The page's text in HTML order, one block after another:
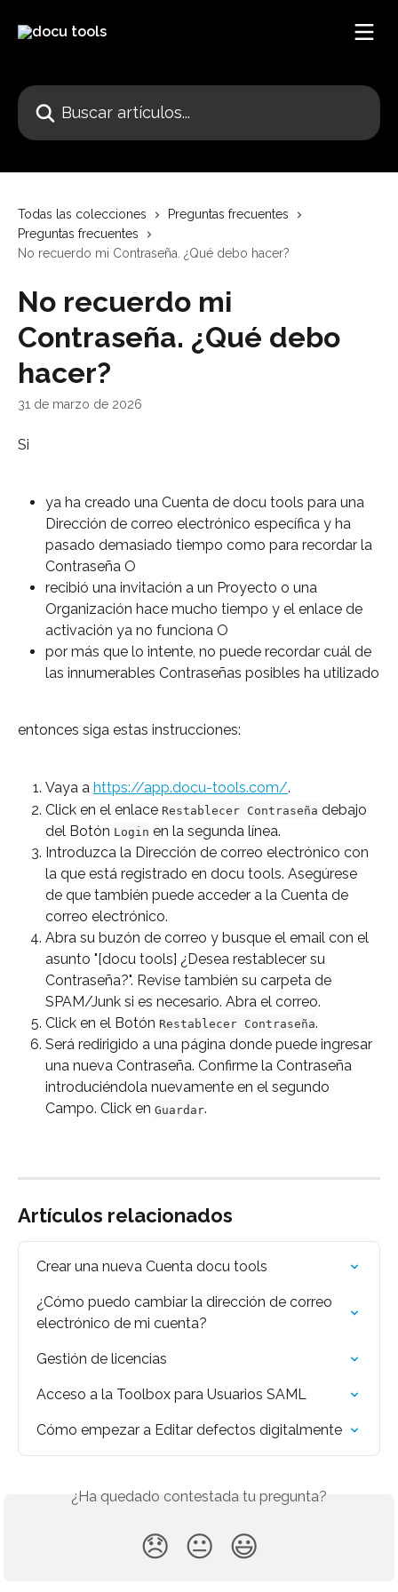
Buscar artículos...
Todas las colecciones
Preguntas frecuentes
Preguntas frecuentes
No recuerdo mi Contraseña. ¿Qué debo hacer?
No recuerdo mi
Contraseña. ¿Qué debo
hacer?
31 de marzo de 2026
Si
ya ha creado una Cuenta de docu tools para una
Dirección de correo electrónico específica y ha
pasado demasiado tiempo como para recordar la
Contraseña O
recibió una invitación a un Proyecto o una
Organización hace mucho tiempo y el enlace de
activación ya no funciona O
por más que lo intente, no puede recordar cuál de
las innumerables Contraseñas posibles ha utilizado
entonces siga estas instrucciones:
Vaya a https://app.docu-tools.com/.
Click en el enlace Restablecer Contraseña debajo
del Botón Login en la segunda línea.
Introduzca la Dirección de correo electrónico con
la que está registrado en docu tools. Asegúrese
de que también puede acceder a la Cuenta de
correo electrónico.
Abra su buzón de correo y busque el email con el
asunto "[docu tools] ¿Desea restablecer su
Contraseña?". Revise también su carpeta de
SPAM/Junk si es necesario. Abra el correo.
Click en el Botón Restablecer Contraseña.
Será redirigido a una página donde puede ingresar
una nueva Contraseña. Confirme la Contraseña
introduciéndola nuevamente en el segundo
Campo. Click en Guardar.
Artículos relacionados
Crear una nueva Cuenta docu tools
¿Cómo puedo cambiar la dirección de correo
electrónico de mi cuenta?
Gestión de licencias
Acceso a la Toolbox para Usuarios SAML
Cómo empezar a Editar defectos digitalmente
¿Ha quedado contestada tu pregunta?
😞 😐 😃